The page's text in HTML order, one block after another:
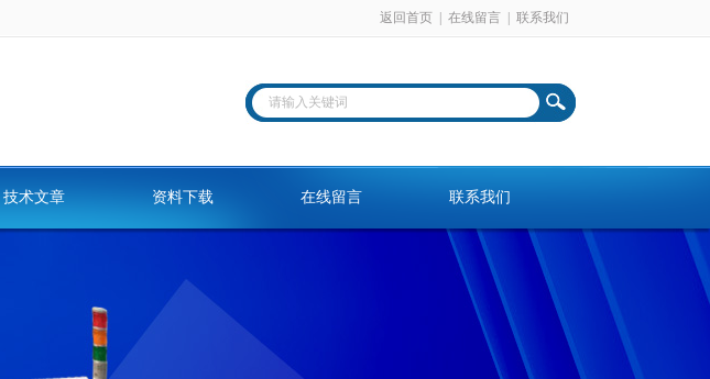
返回首页 在线留言 联系我们
技术文章 资料下载 在线留言 联系我们